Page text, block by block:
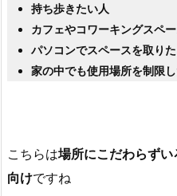
持ち歩きたい人
カフェやコワーキングスペ
パソコンでスペースを取り
家の中でも使用場所を制限
こちらは場所にこだわらず
向けですね